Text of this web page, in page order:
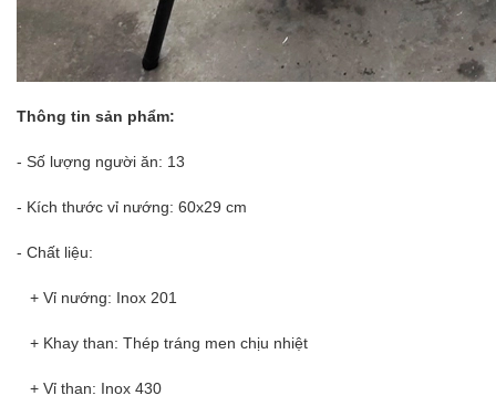
Thông tin sản phẩm:
- Số lượng người ăn: 13
- Kích thước vỉ nướng: 60x29 cm
- Chất liệu:
+ Vỉ nướng: Inox 201
+ Khay than: Thép tráng men chịu nhiệt
+ Vỉ than: Inox 430